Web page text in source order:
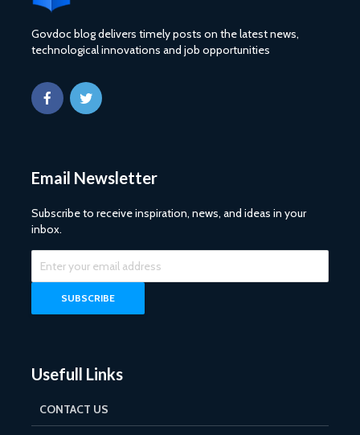
Govdoc blog delivers timely posts on the latest news,
technological innovations and job opportunities
Email Newsletter
Subscribe to receive inspiration, news, and ideas in your
inbox.
Usefull Links
CONTACT US